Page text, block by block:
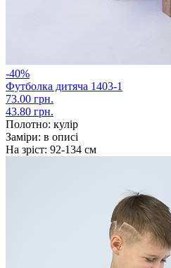
-40%
Футболка дитяча 1403-1
73.00 грн.
43.80 грн.
Полотно: кулір
Заміри: в описі
На зріст: 92-134 см